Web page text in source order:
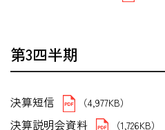
第3四半期
決算短信 （4,977KB）
決算説明会資料 （1,726KB）